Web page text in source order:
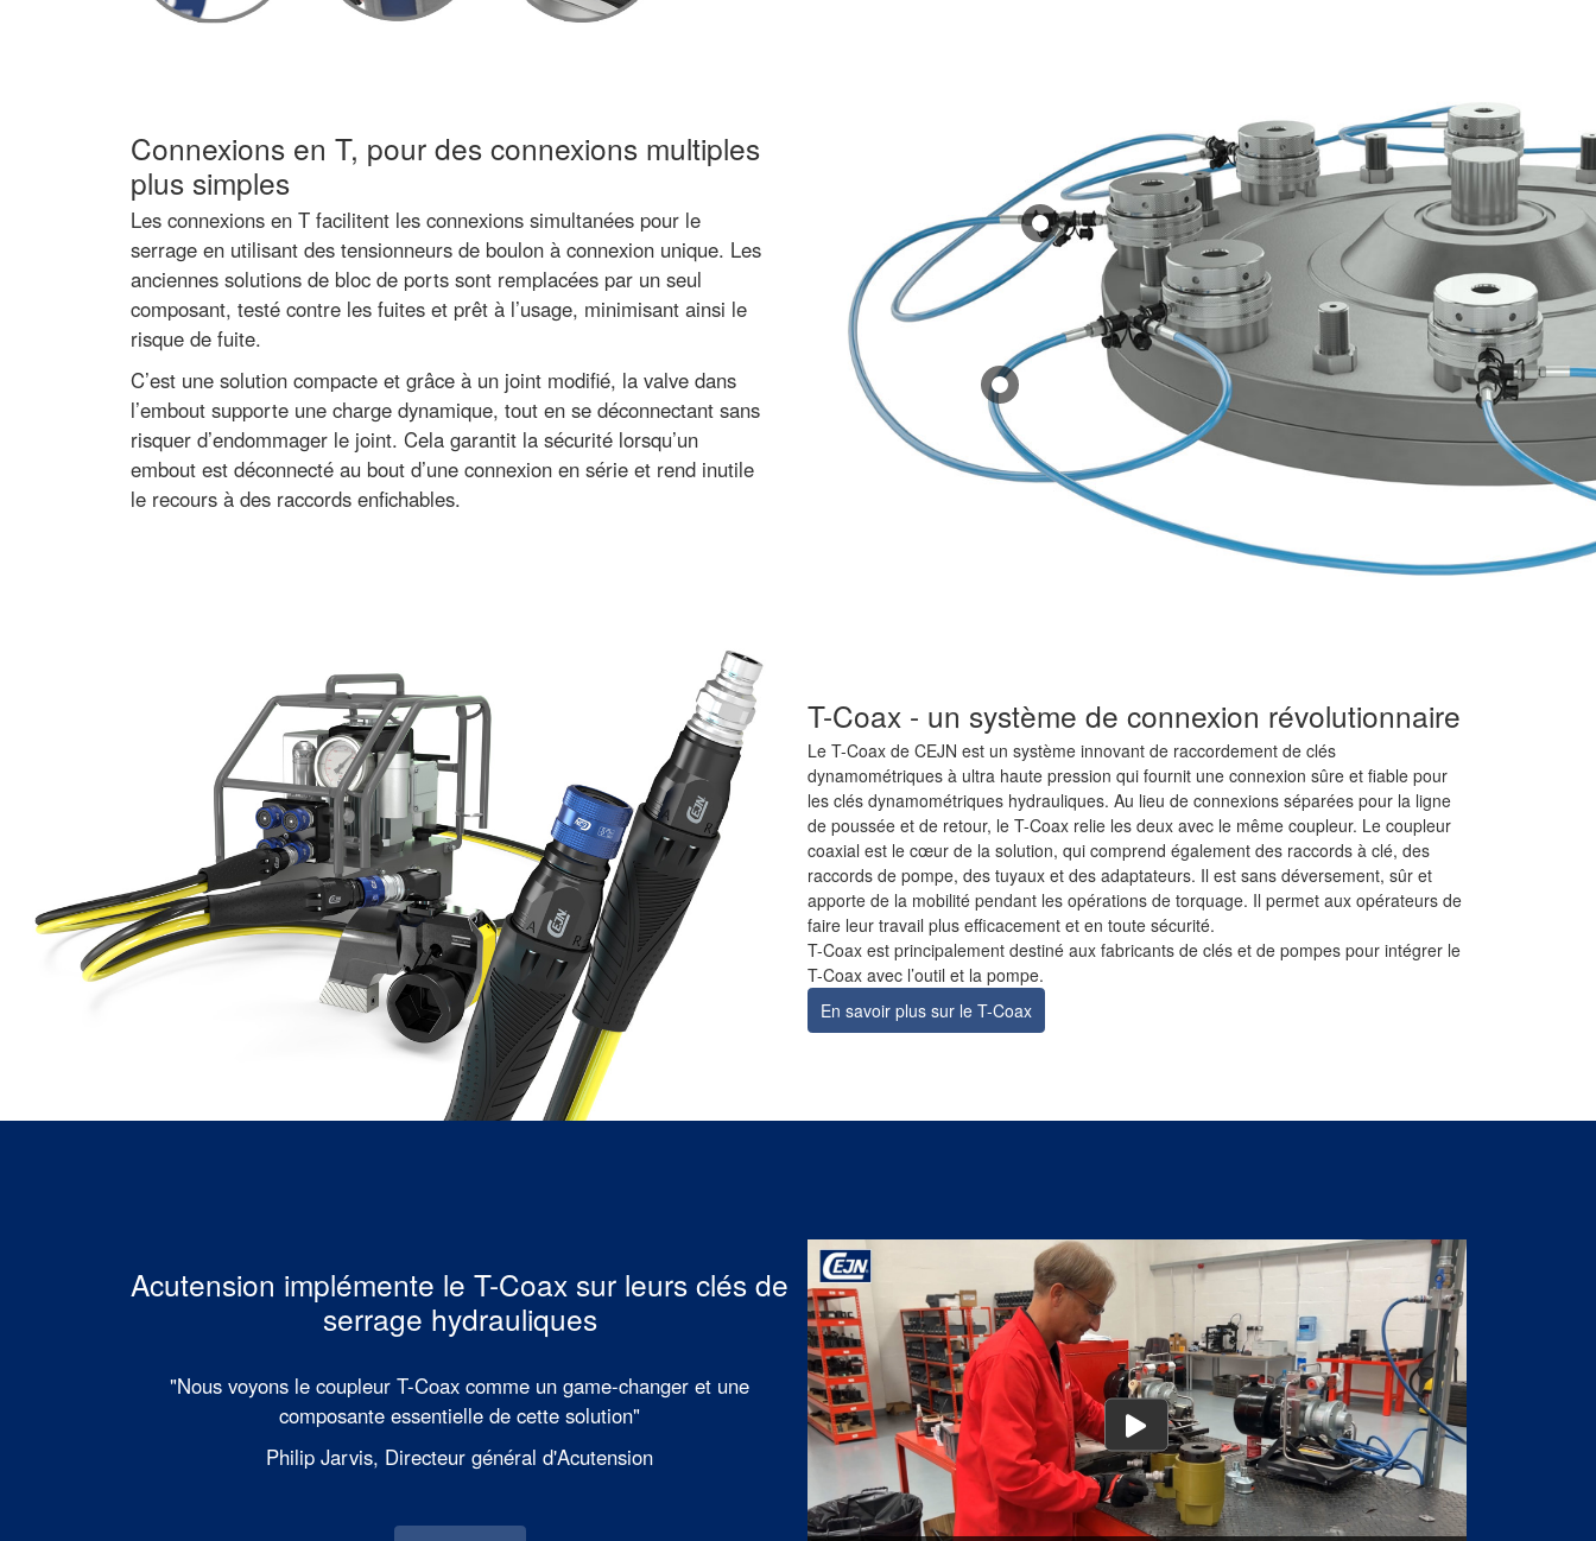
Connexions en T, pour des connexions multiples
plus simples
Les connexions en T facilitent les connexions simultanées pour le
serrage en utilisant des tensionneurs de boulon à connexion unique. Les
anciennes solutions de bloc de ports sont remplacées par un seul
composant, testé contre les fuites et prêt à l’usage, minimisant ainsi le
risque de fuite.
C’est une solution compacte et grâce à un joint modifié, la valve dans
l’embout supporte une charge dynamique, tout en se déconnectant sans
risquer d’endommager le joint. Cela garantit la sécurité lorsqu’un
embout est déconnecté au bout d’une connexion en série et rend inutile
le recours à des raccords enfichables.
T-Coax - un système de connexion révolutionnaire
Le T-Coax de CEJN est un système innovant de raccordement de clés
dynamométriques à ultra haute pression qui fournit une connexion sûre et fiable pour
les clés dynamométriques hydrauliques. Au lieu de connexions séparées pour la ligne
de poussée et de retour, le T-Coax relie les deux avec le même coupleur. Le coupleur
coaxial est le cœur de la solution, qui comprend également des raccords à clé, des
raccords de pompe, des tuyaux et des adaptateurs. Il est sans déversement, sûr et
apporte de la mobilité pendant les opérations de torquage. Il permet aux opérateurs de
faire leur travail plus efficacement et en toute sécurité.
T-Coax est principalement destiné aux fabricants de clés et de pompes pour intégrer le
T-Coax avec l’outil et la pompe.
En savoir plus sur le T-Coax
Acutension implémente le T-Coax sur leurs clés de
serrage hydrauliques
"Nous voyons le coupleur T-Coax comme un game-changer et une
composante essentielle de cette solution"
Philip Jarvis, Directeur général d'Acutension